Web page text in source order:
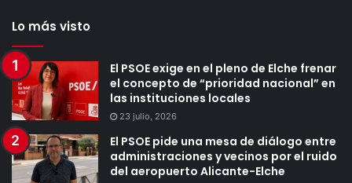
Lo más visto
El PSOE exige en el pleno de Elche frenar
el concepto de “prioridad nacional” en
las instituciones locales
23 julio, 2026
El PSOE pide una mesa de diálogo entre
administraciones y vecinos por el ruido
del aeropuerto Alicante-Elche